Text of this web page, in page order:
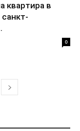
квартира в
0